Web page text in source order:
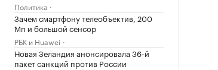
Политика
Зачем смартфону телеобъектив, 200
Мп и большой сенсор
РБК и Huawei
Новая Зеландия анонсировала 36-й
пакет санкций против России